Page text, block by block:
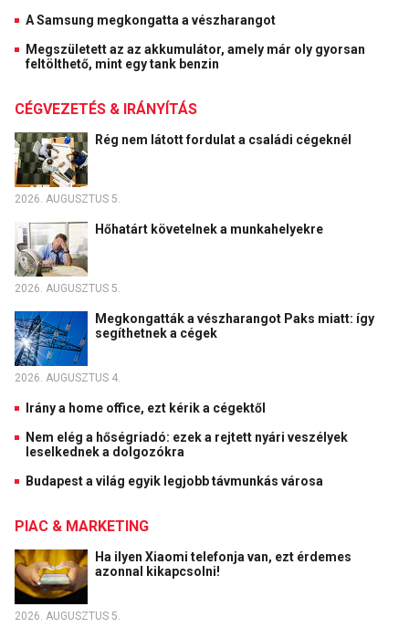
A Samsung megkongatta a vészharangot
Megszületett az az akkumulátor, amely már oly gyorsan
feltölthető, mint egy tank benzin
CÉGVEZETÉS & IRÁNYÍTÁS
Rég nem látott fordulat a családi cégeknél
2026. AUGUSZTUS 5.
Hőhatárt követelnek a munkahelyekre
2026. AUGUSZTUS 5.
Megkongatták a vészharangot Paks miatt: így
segíthetnek a cégek
2026. AUGUSZTUS 4.
Irány a home office, ezt kérik a cégektől
Nem elég a hőségriadó: ezek a rejtett nyári veszélyek
leselkednek a dolgozókra
Budapest a világ egyik legjobb távmunkás városa
PIAC & MARKETING
Ha ilyen Xiaomi telefonja van, ezt érdemes
azonnal kikapcsolni!
2026. AUGUSZTUS 5.